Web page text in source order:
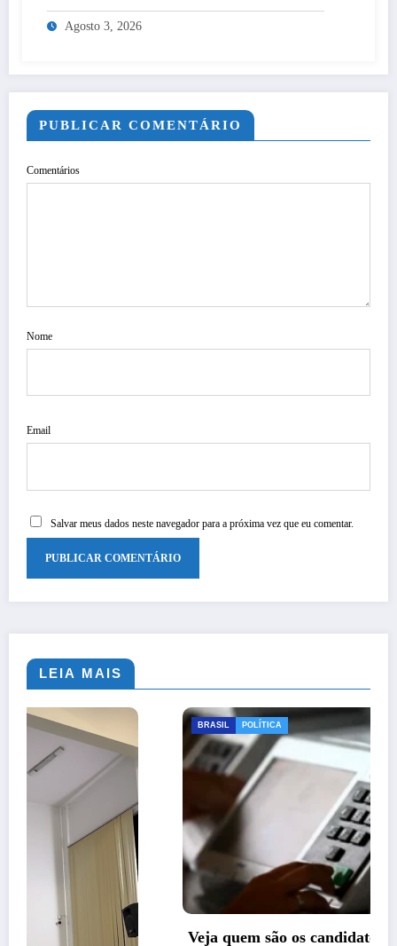
Agosto 3, 2026
PUBLICAR COMENTÁRIO
Comentários
Nome
Email
Salvar meus dados neste navegador para a próxima vez que eu comentar.
LEIA MAIS
BRASIL
Veja quem são os candidatos já oficializados à